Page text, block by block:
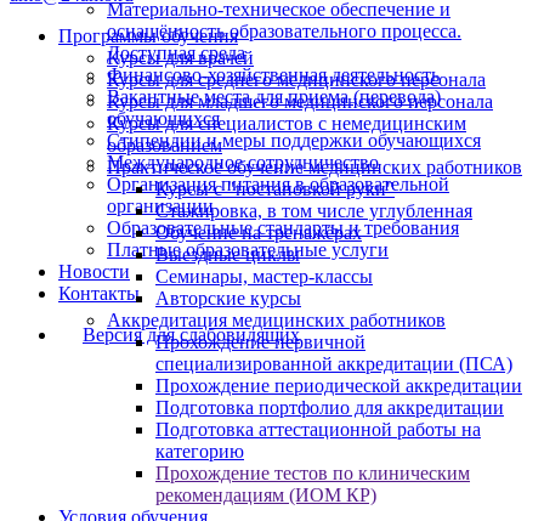
Материально-техническое обеспечение и
оснащённость образовательного процесса.
Доступная среда
Финансово-хозяйственная деятельность
Вакантные места для приема (перевода)
обучающихся
Стипендии и меры поддержки обучающихся
Международное сотрудничество
Организация питания в образовательной
организации
Образовательные стандарты и требования
Платные образовательные услуги
Новости
Контакты
Версия для слабовидящих
Программы обучения
Курсы для врачей
Курсы для среднего медицинского персонала
Курсы для младшего медицинского персонала
Курсы для специалистов с немедицинским
образованием
Практическое обучение медицинских работников
Курсы с "постановкой руки"
Стажировка, в том числе углубленная
Обучение на тренажёрах
Выездные циклы
Семинары, мастер-классы
Авторские курсы
Аккредитация медицинских работников
Прохождение первичной
специализированной аккредитации (ПСА)
Прохождение периодической аккредитации
Подготовка портфолио для аккредитации
Подготовка аттестационной работы на
категорию
Прохождение тестов по клиническим
рекомендациям (ИОМ КР)
Условия обучения